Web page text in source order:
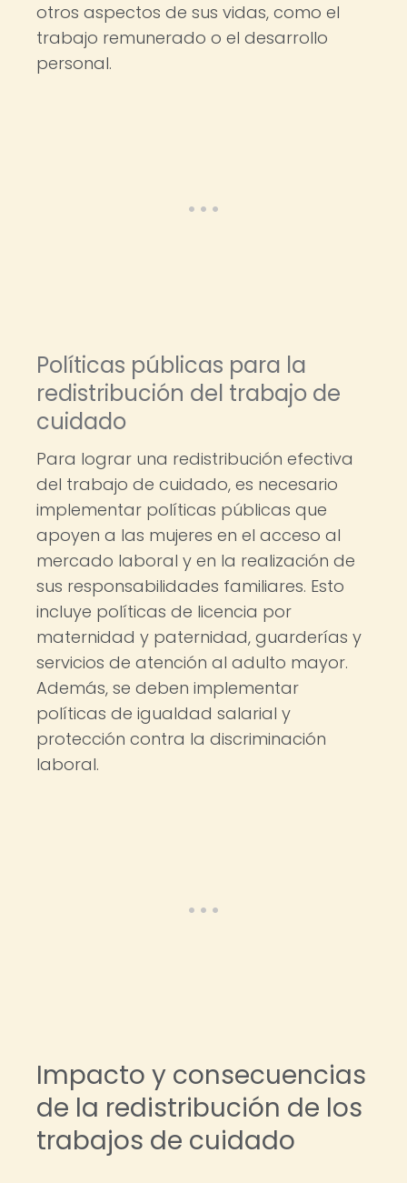
otros aspectos de sus vidas, como el
trabajo remunerado o el desarrollo
personal.
Políticas públicas para la
redistribución del trabajo de
cuidado
Para lograr una redistribución efectiva
del trabajo de cuidado, es necesario
implementar políticas públicas que
apoyen a las mujeres en el acceso al
mercado laboral y en la realización de
sus responsabilidades familiares. Esto
incluye políticas de licencia por
maternidad y paternidad, guarderías y
servicios de atención al adulto mayor.
Además, se deben implementar
políticas de igualdad salarial y
protección contra la discriminación
laboral.
Impacto y consecuencias
de la redistribución de los
trabajos de cuidado